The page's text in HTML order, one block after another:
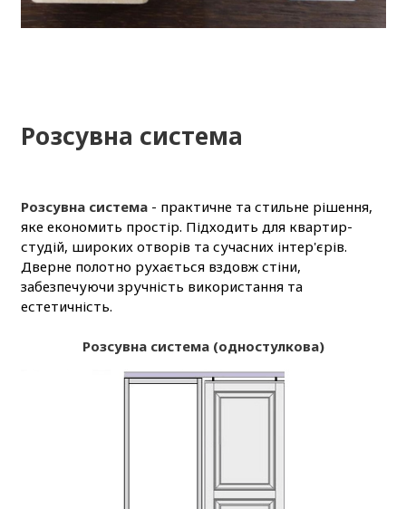
Розсувна система
Розсувна система- практичне та стильне рішення,
яке економить простір. Підходить для квартир-
студій, широких отворів та сучасних інтер'єрів.
Дверне полотно рухається вздовж стіни,
забезпечуючи зручність використання та
естетичність.
Розсувна система (одностулкова)